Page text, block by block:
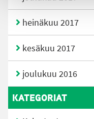
heinäkuu 2017
kesäkuu 2017
joulukuu 2016
KATEGORIAT